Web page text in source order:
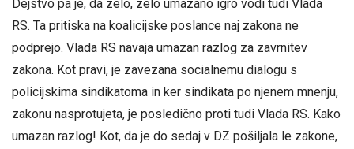
Dejstvo pa je, da zelo, zelo umazano igro vodi tudi Vlada
RS. Ta pritiska na koalicijske poslance naj zakona ne
podprejo. Vlada RS navaja umazan razlog za zavrnitev
zakona. Kot pravi, je zavezana socialnemu dialogu s
policijskima sindikatoma in ker sindikata po njenem mnenju,
zakonu nasprotujeta, je posledično proti tudi Vlada RS. Kako
umazan razlog! Kot, da je do sedaj v DZ pošiljala le zakone,